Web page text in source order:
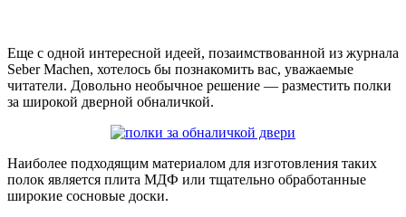
Еще с одной интересной идеей, позаимствованной из журнала
Seber Machen, хотелось бы познакомить вас, уважаемые
читатели. Довольно необычное решение — разместить полки
за широкой дверной обналичкой.
Наиболее подходящим материалом для изготовления таких
полок является плита МДФ или тщательно обработанные
широкие сосновые доски.